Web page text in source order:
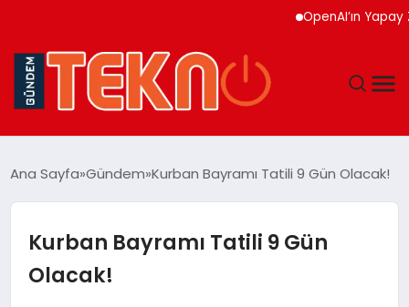
OpenAI’ın Yapay
GÜNDEM
DÜNYA
Ana Sayfa Gündem Kurban Bayramı Tatili 9 Gün Olacak!
Kurban Bayramı Tatili 9 Gün
Olacak!